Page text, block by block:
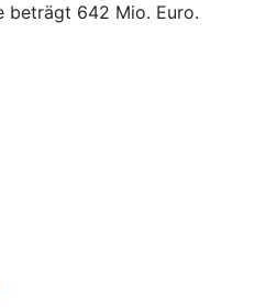
beträgt 642 Mio. Euro.